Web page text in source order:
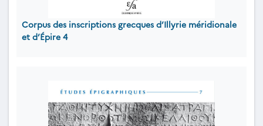
Corpus des inscriptions grecques d’Illyrie méridionale
et d’Épire 4